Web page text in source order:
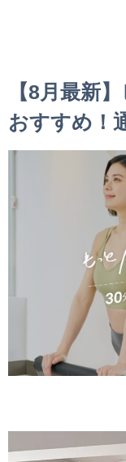
【8月最新
おすすめ！